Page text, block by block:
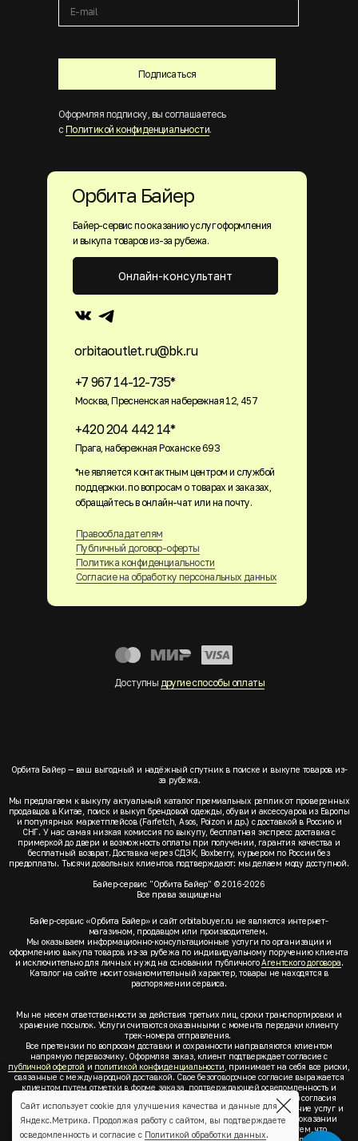
Подписаться
Оформляя подписку, вы соглашаетесь
с Политикой конфиденциальности.
Байер-сервис по оказанию услуг оформления
и выкупа товаров из-за рубежа.
+7 967 14-12-735*
Москва, Пресненская набережная 12, 457
+420 204 442 14*
Прага, набережная Роханске 693
orbitaoutlet.ru@bk.ru
Правообладателям
Публичный договор-оферты
Политика конфиденциальности
Согласие на обработку персональных данных
Онлайн-консультант
Орбита Байер
Доступны другие способы оплаты
*не является контактным центром и службой
поддержки. по вопросам о товарах и заказах,
обращайтесь в онлайн-чат или на почту.
Орбита Байер — ваш выгодный и надёжный спутник в поиске и выкупе товаров из-
за рубежа.
Мы предлагаем к выкупу актуальный каталог премиальных реплик от проверенных
продавцов в Китае, поиск и выкуп брендовой одежды, обуви и аксессуаров из Европы
и популярных маркетплейсов (Farfetch, Asos, Poizon и др.) с доставкой в Россию и
СНГ. У нас самая низкая комиссия по выкупу, бесплатная экспресс доставка с
примеркой до двери и возможность оплаты при получении, гарантия качества и
бесплатный возврат. Доставка через СДЭК, Boxberry, курьером по России без
предоплаты. Тысячи довольных клиентов подтверждают: мы делаем моду доступной.
Байер-сервис "Орбита Байер" © 2016-2026
Все права защищены
Байер-сервис «Орбита Байер» и сайт orbitabuyer.ru не являются интернет-
магазином, продавцом или производителем.
Мы оказываем информационно-консультационные услуги по организации и
оформлению выкупа товаров из-за рубежа по индивидуальному поручению клиента
и исключительно для личных нужд на основании публичногоАгентского договора.
Каталог на сайте носит ознакомительный характер, товары не находятся в
распоряжении сервиса.
Мы не несем ответственности за действия третьих лиц, сроки транспортировки и
хранение посылок. Услуги считаются оказанными с момента передачи клиенту
трек-номера отправления.
Все претензии по вопросам доставки и сохранности направляются клиентом
напрямую перевозчику. Оформляя заказ, клиент подтверждает согласие с
публичной офертой и политикой конфиденциальности, принимает на себя все риски,
связанные с международной доставкой. Свое безоговорочное согласие выражается
клиентом путем отметки в форме заказа, подтверждающей осведомленность и
согласие клиента со всеми предлагаемыми сервисом условиями. Без согласия
клиента спубличной офертой иполитикой конфиденциальностиоказание услуг и
оформление заказа невозможно. Заключая акцепт условий оферты об оказании
услуг, клиент понимает, заверяет, подтверждает и соглашается с тем, что
Сайт использует cookie для улучшения качества и данные для
Яндекс.Метрика. Продолжая работу с сайтом, вы подтверждаете
осведомленность и согласие с Политикой обработки данных.